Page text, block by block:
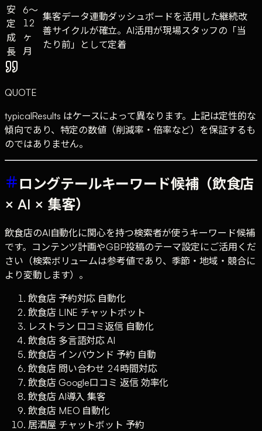
安
定
成
長
6〜
12
ヶ
月
集客データ連動ダッシュボードを活用した継続改
善サイクルが確立。AI活用が現場スタッフの「当
たり前」として定着
QUOTE
typicalResults はケースによって異なります。上記は定性的な
傾向であり、特定の数値（削減率・倍率など）を保証するも
のではありません。
ロングテールキーワード候補（飲食店
× AI × 集客）
飲食店のAI自動化に関心を持つ検索者が使うキーワード候補
です。コンテンツ計画やGBP投稿のテーマ設定にご活用くだ
さい（検索ボリュームは参考値であり、季節・地域・競合に
より変動します）。
飲食店 予約対応 自動化
飲食店 LINE チャットボット
レストラン 口コミ返信 自動化
飲食店 多言語対応 AI
飲食店 インバウンド 予約 自動
飲食店 問い合わせ 24時間対応
飲食店 Google口コミ 返信 効率化
飲食店 AI導入 集客
飲食店 MEO 自動化
居酒屋 チャットボット 予約